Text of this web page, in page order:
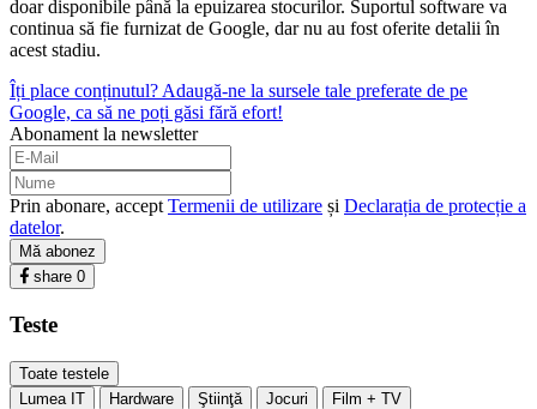
doar disponibile până la epuizarea stocurilor. Suportul software va
continua să fie furnizat de Google, dar nu au fost oferite detalii în
acest stadiu.
Îți place conținutul? Adaugă-ne la sursele tale preferate de pe
Google, ca să ne poți găsi fără efort!
Abonament la newsletter
Prin abonare, accept Termenii de utilizare și Declarația de protecție a
datelor.
Mă abonez
share 0
Teste
Toate testele
Lumea IT
Hardware Ştiinţă Jocuri Film + TV